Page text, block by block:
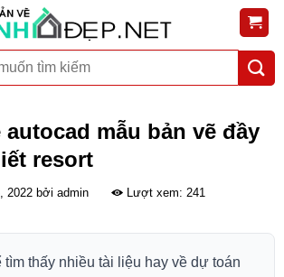
autocad mẫu bản vẽ đầy
resort
2022 bởi admin Lượt xem: 241
tìm thấy nhiều tài liệu hay về dự toán